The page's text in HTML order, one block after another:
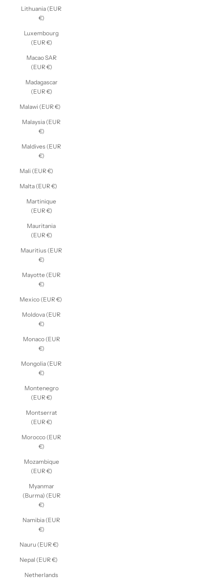
Lithuania (EUR
€)
Luxembourg
(EUR €)
Macao SAR
(EUR €)
Madagascar
(EUR €)
Malawi (EUR €)
Malaysia (EUR
€)
Maldives (EUR
€)
Mali (EUR €)
Malta (EUR €)
Martinique
(EUR €)
Mauritania
(EUR €)
Mauritius (EUR
€)
Mayotte (EUR
€)
Mexico (EUR €)
Moldova (EUR
€)
Monaco (EUR
€)
Mongolia (EUR
€)
Montenegro
(EUR €)
Montserrat
(EUR €)
Morocco (EUR
€)
Mozambique
(EUR €)
Myanmar
(Burma) (EUR
€)
Namibia (EUR
€)
Nauru (EUR €)
Nepal (EUR €)
Netherlands